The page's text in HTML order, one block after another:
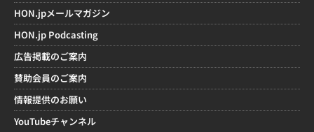
HON.jpメールマガジン
HON.jp Podcasting
広告掲載のご案内
賛助会員のご案内
情報提供のお願い
YouTubeチャンネル